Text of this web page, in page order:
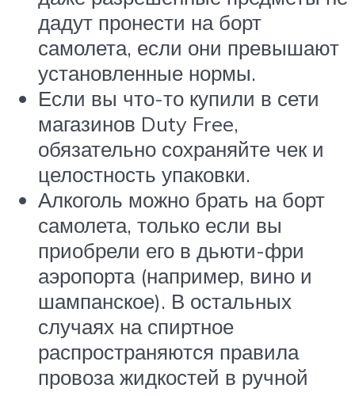
дадут пронести на борт
самолета, если они превышают
установленные нормы.
Если вы что-то купили в сети
магазинов Duty Free,
обязательно сохраняйте чек и
целостность упаковки.
Алкоголь можно брать на борт
самолета, только если вы
приобрели его в дьюти-фри
аэропорта (например, вино и
шампанское). В остальных
случаях на спиртное
распространяются правила
провоза жидкостей в ручной